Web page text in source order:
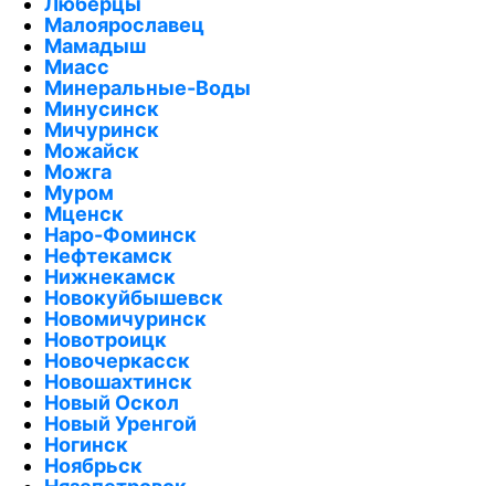
Малоярославец
Мамадыш
Миасс
Минеральные-Воды
Минусинск
Мичуринск
Можайск
Можга
Муром
Мценск
Наро-Фоминск
Нефтекамск
Нижнекамск
Новокуйбышевск
Новомичуринск
Новотроицк
Новочеркасск
Новошахтинск
Новый Оскол
Новый Уренгой
Ногинск
Ноябрьск